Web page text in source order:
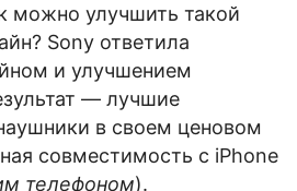
можно улучшить такой
Sony ответила
и улучшением
— лучшие
в своем ценовом
совместимость с iPhone
телефоном).